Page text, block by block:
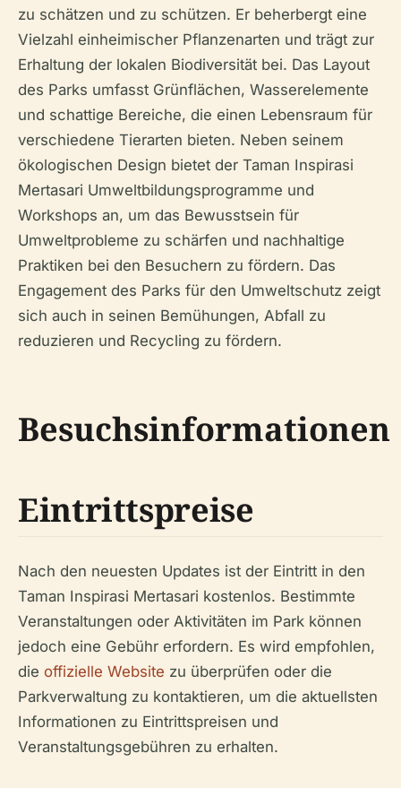
zu schätzen und zu schützen. Er beherbergt eine
Vielzahl einheimischer Pflanzenarten und trägt zur
Erhaltung der lokalen Biodiversität bei. Das Layout
des Parks umfasst Grünflächen, Wasserelemente
und schattige Bereiche, die einen Lebensraum für
verschiedene Tierarten bieten. Neben seinem
ökologischen Design bietet der Taman Inspirasi
Mertasari Umweltbildungsprogramme und
Workshops an, um das Bewusstsein für
Umweltprobleme zu schärfen und nachhaltige
Praktiken bei den Besuchern zu fördern. Das
Engagement des Parks für den Umweltschutz zeigt
sich auch in seinen Bemühungen, Abfall zu
reduzieren und Recycling zu fördern.
Besuchsinformationen
Eintrittspreise
Nach den neuesten Updates ist der Eintritt in den
Taman Inspirasi Mertasari kostenlos. Bestimmte
Veranstaltungen oder Aktivitäten im Park können
jedoch eine Gebühr erfordern. Es wird empfohlen,
die offizielle Website zu überprüfen oder die
Parkverwaltung zu kontaktieren, um die aktuellsten
Informationen zu Eintrittspreisen und
Veranstaltungsgebühren zu erhalten.